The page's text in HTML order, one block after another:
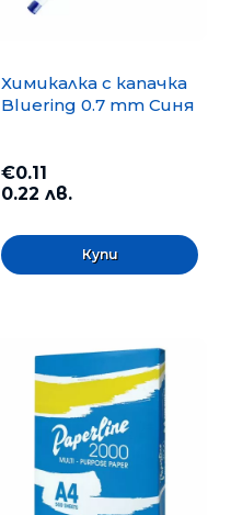
Химикалка с капачка
Bluering 0.7 mm Синя
€0.11
0.22 лв.